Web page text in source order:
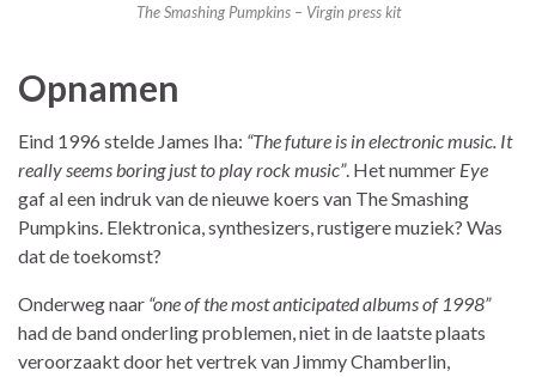
The Smashing Pumpkins – Virgin press kit
Opnamen
Eind 1996 stelde James Iha: “The future is in electronic music. It
really seems boring just to play rock music”. Het nummer Eye
gaf al een indruk van de nieuwe koers van The Smashing
Pumpkins. Elektronica, synthesizers, rustigere muziek? Was
dat de toekomst?
Onderweg naar “one of the most anticipated albums of 1998”
had de band onderling problemen, niet in de laatste plaats
veroorzaakt door het vertrek van Jimmy Chamberlin,